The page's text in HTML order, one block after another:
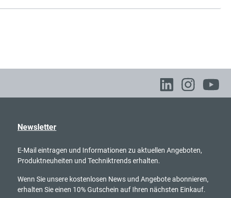
130,00 €*
Schlitzplatte
exkl. 20,14 € MwSt.
126,14 € inkl. MwSt.
Newsletter
E-Mail eintragen und Informationen zu aktuellen Angeboten,
Produktneuheiten und Techniktrends erhalten.
Wenn Sie unsere kostenlosen News und Angebote abonnieren,
erhalten Sie einen 10% Gutschein auf Ihren nächsten Einkauf.